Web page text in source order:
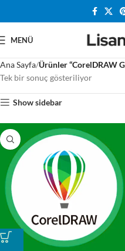
MENÜ
Ana Sayfa Ürünler “CorelDRAW
Tek bir sonuç gösteriliyor
Show sidebar